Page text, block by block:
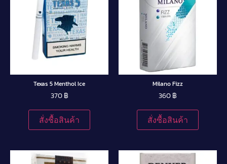
Texas 5 Menthol Ice
370฿
สั่งซื้อสินค้า
Milano Fizz
360฿
สั่งซื้อสินค้า